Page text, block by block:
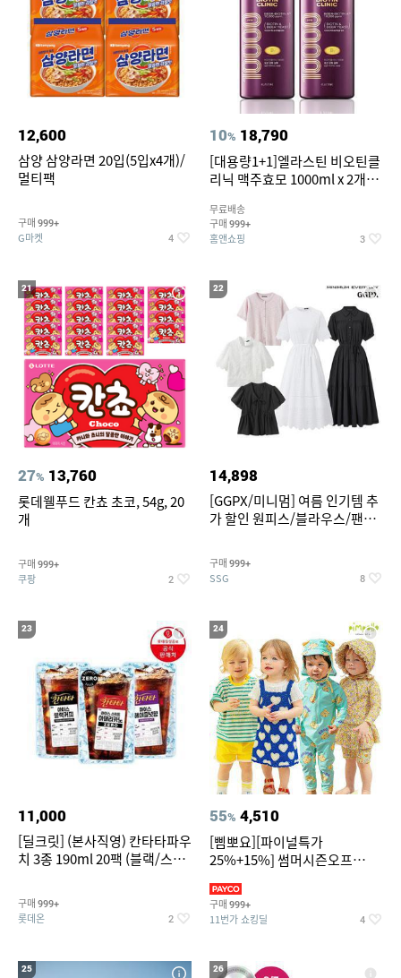
12,600
삼양 삼양라면 20입(5입x4개)/
멀티팩
구매 999+
G마켓 4
10% 18,790
[대용량1+1]엘라스틴 비오틴클
리닉 맥주효모 1000ml x 2개
무료배송
구매 999+
홈앤쇼핑 3
21
27% 13,760
롯데웰푸드 칸쵸 초코, 54g, 20
개
구매 999+
쿠팡 2
22
14,898
[GGPX/미니멈] 여름 인기템 추
가 할인 원피스/블라우스/팬츠
구매 999+
SSG 8
23
11,000
[딜크릿] (본사직영) 칸타타파우
치 3종 190ml 20팩 (블랙/스위
구매 999+
롯데온 2
24
55% 4,510
[삠뽀요][파이널특가
25%+15%] 썸머시즌오프
영복/티셔츠/
구매 999+
11번가 쇼킹딜 4
25 26